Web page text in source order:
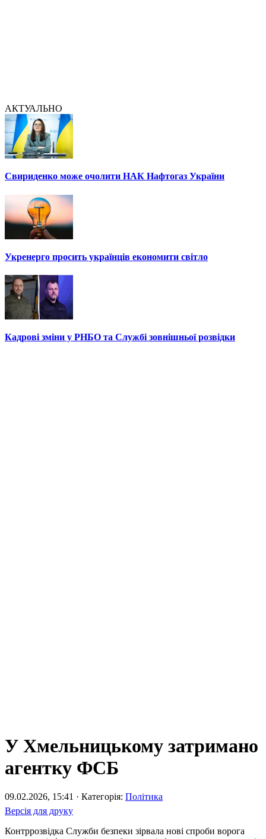
АКТУАЛЬНО
Свириденко може очолити НАК Нафтогаз України
Укренерго просить українців економити світло
Кадрові зміни у РНБО та Службі зовнішньої розвідки
У Хмельницькому затримано
агентку ФСБ
09.02.2026, 15:41 · Категорія: Політика
Версія для друку
Контррозвідка Служби безпеки зірвала нові спроби ворога